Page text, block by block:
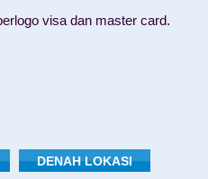
visa dan master card.
DENAH LOKASI